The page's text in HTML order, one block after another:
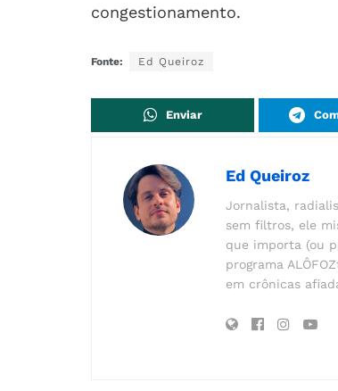
congestionamento.
Fonte: Ed Queiroz
Enviar
Ed Queiroz
Jornalista,
sem filtros, ele
que importa (ou
programa
em crônicas